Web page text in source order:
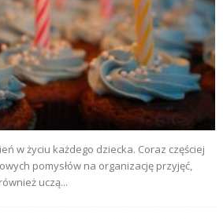
w życiu każdego dziecka. Coraz częściej
pomysłów na organizację przyjęć,
uczą...